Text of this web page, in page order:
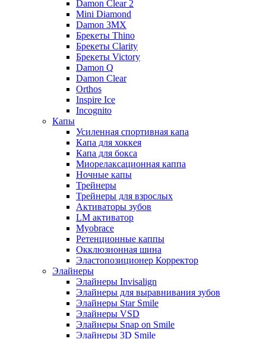
Damon Clear 2
Mini Diamond
Damon 3MX
Брекеты Thino
Брекеты Clarity
Брекеты Victory
Damon Q
Damon Clear
Orthos
Inspire Ice
Incognito
Капы
Усиленная спортивная капа
Капа для хоккея
Капа для бокса
Миорелаксационная каппа
Ночные капы
Трейнеры
Трейнеры для взрослых
Активаторы зубов
LM активатор
Myobrace
Ретенционные каппы
Окклюзионная шина
Эластопозиционер Корректор
Элайнеры
Элайнеры Invisalign
Элайнеры для выравнивания зубов
Элайнеры Star Smile
Элайнеры VSD
Элайнеры Snap on Smile
Элайнеры 3D Smile